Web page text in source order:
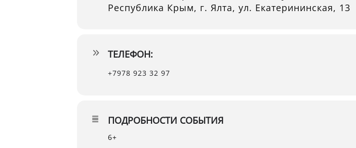
Республика Крым, г. Ялта, ул. Екатерининская, 13
ТЕЛЕФОН:
+7978 923 32 97
ПОДРОБНОСТИ СОБЫТИЯ
6+